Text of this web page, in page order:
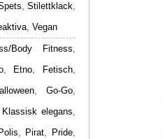
, Stilettklack,
, Vegan
Body Fitness,
, Etno, Fetisch,
, Go-Go,
Klassisk elegans,
, Pirat, Pride,